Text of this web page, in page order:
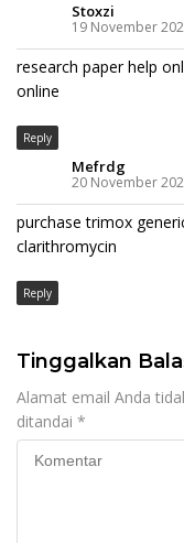
Stoxzi
19 November
research paper help
online
Reply
Mefrdg
20 November
purchase trimox
clarithromycin
Reply
Tinggalkan
Alamat email Anda
ditandai *